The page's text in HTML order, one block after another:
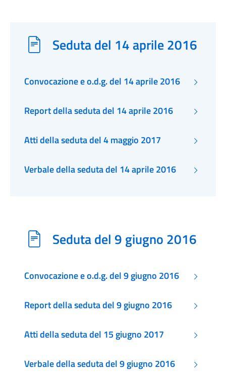
Seduta del 14 aprile 2016
Convocazione e o.d.g. del 14 aprile 2016
Report della seduta del 14 aprile 2016
Atti della seduta del 4 maggio 2017
Verbale della seduta del 14 aprile 2016
Seduta del 9 giugno 2016
Convocazione e o.d.g. del 9 giugno 2016
Report della seduta del 9 giugno 2016
Atti della seduta del 15 giugno 2017
Verbale della seduta del 9 giugno 2016